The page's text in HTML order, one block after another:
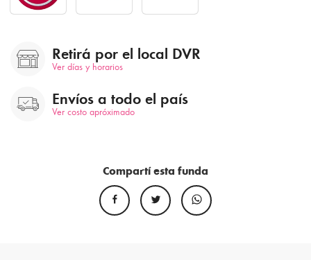
Retirá por el local DVR
Ver días y horarios
Envíos a todo el país
Ver costo apróximado
Compartí esta funda